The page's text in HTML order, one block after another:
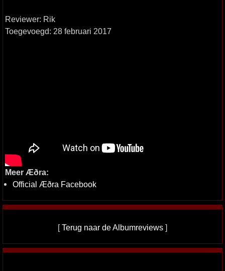
Reviewer: Rik
Toegevoegd: 28 februari 2017
Meer Æðra:
Official Æðra Facebook
[Terug naar de Albumreviews ]